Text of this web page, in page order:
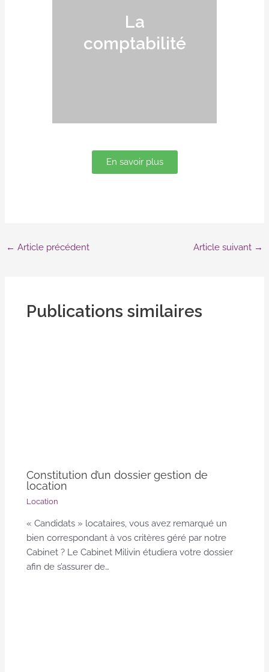
La
comptabilité
En savoir plus
← Article précédent Article suivant →
Publications similaires
Constitution d’un dossier gestion de
location
Location
« Candidats » locataires, vous avez remarqué un
bien correspondant à vos critères géré par notre
Cabinet ? Le Cabinet Milivin étudiera votre dossier
afin de s’assurer de…